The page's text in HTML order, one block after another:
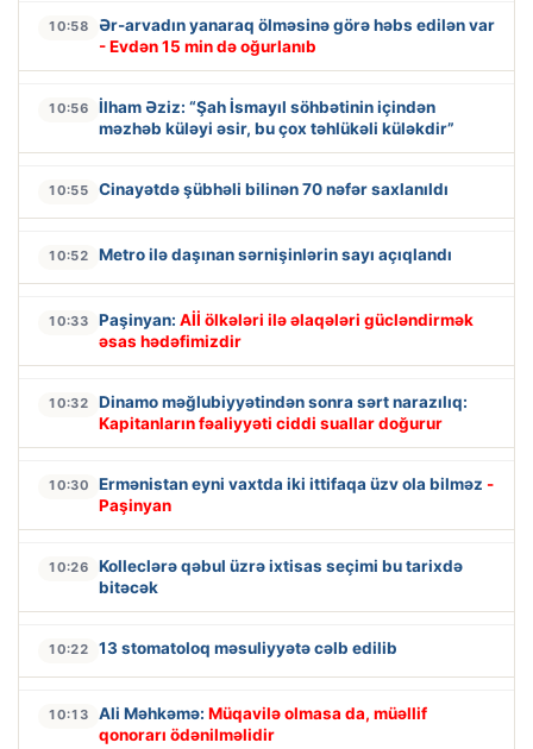
10:58
Ər-arvadın yanaraq ölməsinə görə həbs edilən var
- Evdən 15 min də oğurlanıb
10:56
İlham Əziz: “Şah İsmayıl söhbətinin içindən
məzhəb küləyi əsir, bu çox təhlükəli küləkdir”
10:55 Cinayətdə şübhəli bilinən 70 nəfər saxlanıldı
10:52 Metro ilə daşınan sərnişinlərin sayı açıqlandı
10:33 Paşinyan: Aİİ ölkələri ilə əlaqələri gücləndirmək
əsas hədəfimizdir
10:32
Dinamo məğlubiyyətindən sonra sərt narazılıq:
Kapitanların fəaliyyəti ciddi suallar doğurur
10:30 Ermənistan eyni vaxtda iki ittifaqa üzv ola bilməz -
Paşinyan
10:26
Kolleclərə qəbul üzrə ixtisas seçimi bu tarixdə
bitəcək
10:22 13 stomatoloq məsuliyyətə cəlb edilib
10:13 Ali Məhkəmə: Müqavilə olmasa da, müəllif
qonorarı ödənilməlidir